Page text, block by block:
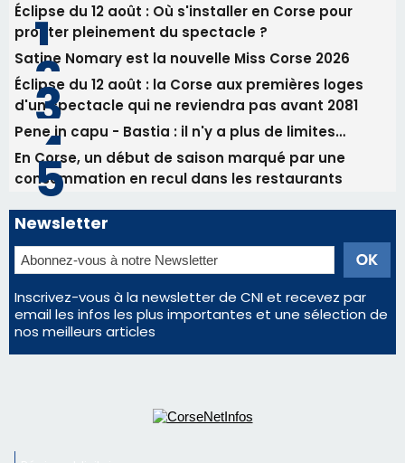
06/08/2026 15:04
Alata - Soirée Tango Argentin au stade de San
Benedetto
Les plus lus
Éclipse du 12 août : Où s'installer en Corse pour
profiter pleinement du spectacle ?
Satine Nomary est la nouvelle Miss Corse 2026
Éclipse du 12 août : la Corse aux premières loges
d'un spectacle qui ne reviendra pas avant 2081
Pene in capu - Bastia : il n'y a plus de limites…
En Corse, un début de saison marqué par une